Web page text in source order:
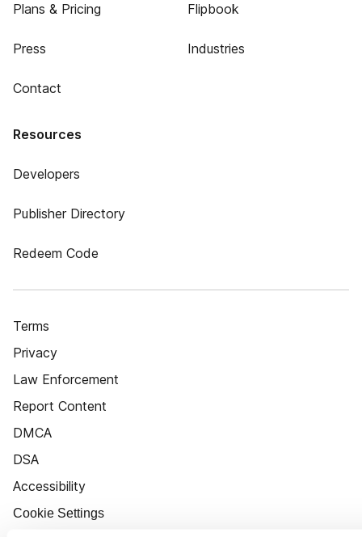
Plans & Pricing
Press
Contact
Flipbook
Industries
Resources
Developers
Publisher Directory
Redeem Code
Terms
Privacy
Law Enforcement
Report Content
DMCA
DSA
Accessibility
Cookie Settings